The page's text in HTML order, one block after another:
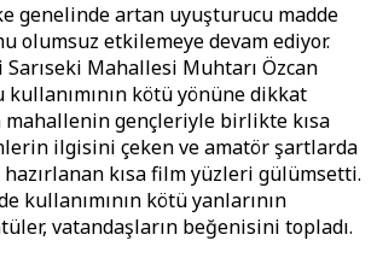
genelinde artan uyuşturucu madde
olumsuz etkilemeye devam ediyor.
Mahallesi Muhtarı Özcan
kullanımının kötü yönüne dikkat
mahallenin gençleriyle birlikte kısa
ilgisini çeken ve amatör şartlarda
kısa film yüzleri gülümsetti.
kullanımının kötü yanlarının
vatandaşların beğenisini topladı.